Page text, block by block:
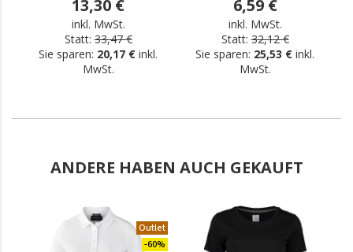
13,30 €
inkl. MwSt.
Statt: 33,47 €
Sie sparen: 20,17 € inkl.
MwSt.
6,59 €
inkl. MwSt.
Statt: 32,12 €
Sie sparen: 25,53 € inkl.
MwSt.
ANDERE HABEN AUCH GEKAUFT
Outlet
-60%